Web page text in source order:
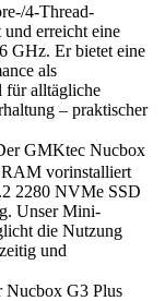
4-Thread-
und erreicht eine
GHz. Er bietet eine
als
für alltägliche
– praktischer
GMKtec Nucbox
vorinstalliert
2280 NVMe SSD
Unser Mini-
die Nutzung
und
Nucbox G3 Plus